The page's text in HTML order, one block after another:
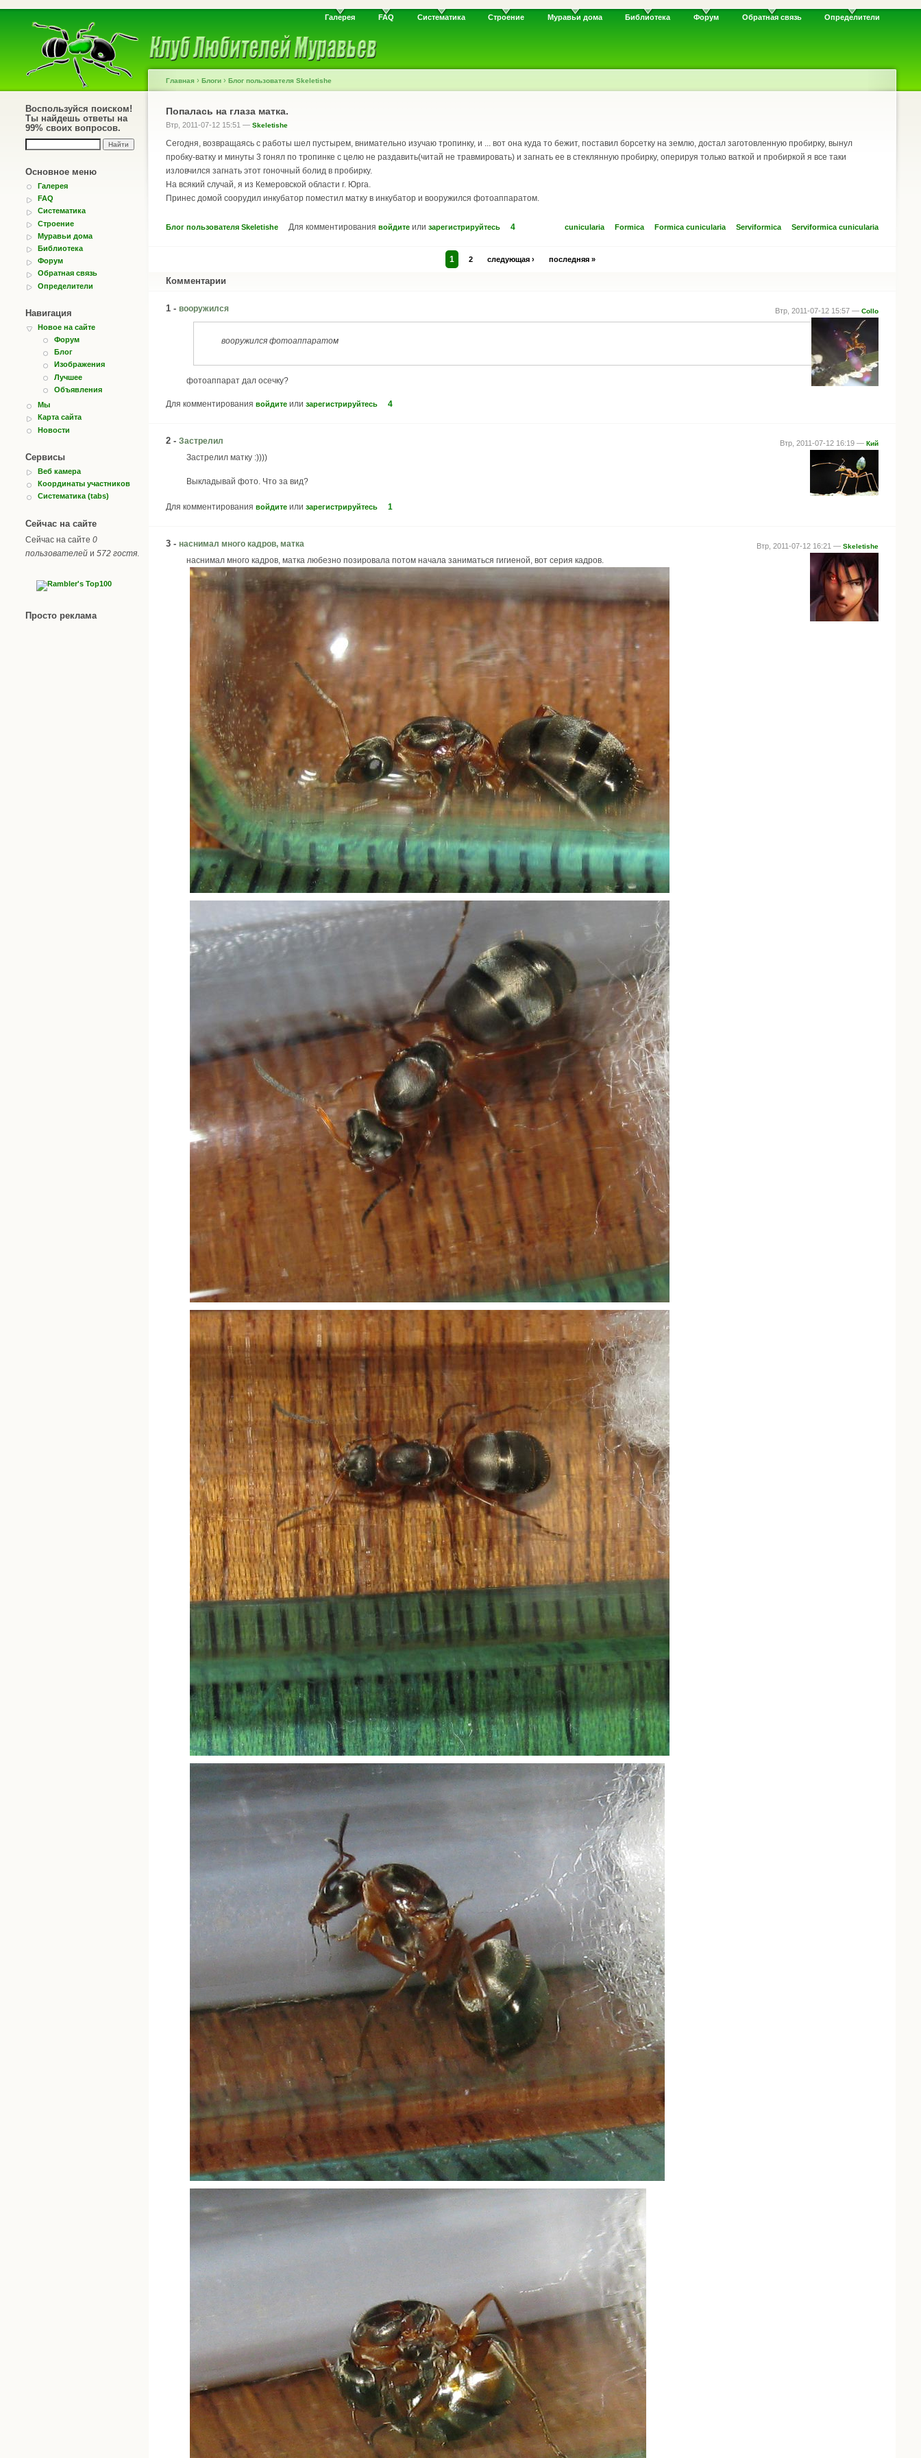
Галерея FAQ Систематика Строение Муравьи дома Библиотека Форум Обратная связь Определители
Воспользуйся поиском!
Ты найдешь ответы на
99% своих вопросов.
Основное меню
Галерея
FAQ
Систематика
Строение
Муравьи дома
Библиотека
Форум
Обратная связь
Определители
Навигация
Новое на сайте
Форум
Блог
Изображения
Лучшее
Объявления
Мы
Карта сайта
Новости
Сервисы
Веб камера
Координаты участников
Систематика (tabs)
Сейчас на сайте
Сейчас на сайте 0
пользователей и 572 гостя
Просто реклама
Главная › Блоги › Блог пользователя Skeletishe
Попалась на глаза матка.
Втр, 2011-07-12 15:51 — Skeletishe
Сегодня, возвращаясь с работы шел пустырем, внимательно изучаю тропинку, и ... вот она куда то бежит, поставил борсетку на землю, достал заготовленную пробирку, вынул
пробку-ватку и минуты 3 гонял по тропинке с целю не раздавить(читай не травмировать) и загнать ее в стеклянную пробирку, оперируя только ваткой и пробиркой я все таки
изловчился загнать этот гоночный болид в пробирку.
На всякий случай, я из Кемеровской области г. Юрга.
Принес домой соорудил инкубатор поместил матку в инкубатор и вооружился фотоаппаратом.
cunicularia Formica Formica cunicularia Serviformica Serviformica cunicularia
Блог пользователя Skeletishe Для комментирования войдите или зарегистрируйтесь 4
1 2 следующая › последняя »
Комментарии
Втр, 2011-07-12 15:57 — Collo
1 - вооружился
вооружился фотоаппаратом
фотоаппарат дал осечку?
Для комментирования войдите или зарегистрируйтесь 4
Втр, 2011-07-12 16:19 — Кий
2 - Застрелил
Застрелил матку :))))
Выкладывай фото. Что за вид?
Для комментирования войдите или зарегистрируйтесь 1
Втр, 2011-07-12 16:21 — Skeletishe
3 - наснимал много кадров, матка
наснимал много кадров, матка любезно позировала потом начала заниматься гигиеной, вот серия кадров.